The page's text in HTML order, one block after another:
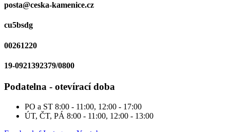
posta@ceska-kamenice.cz
cu5bsdg
00261220
19-0921392379/0800
Podatelna - otevírací doba
PO a ST 8:00 - 11:00, 12:00 - 17:00
ÚT, ČT, PÁ 8:00 - 11:00, 12:00 - 13:00